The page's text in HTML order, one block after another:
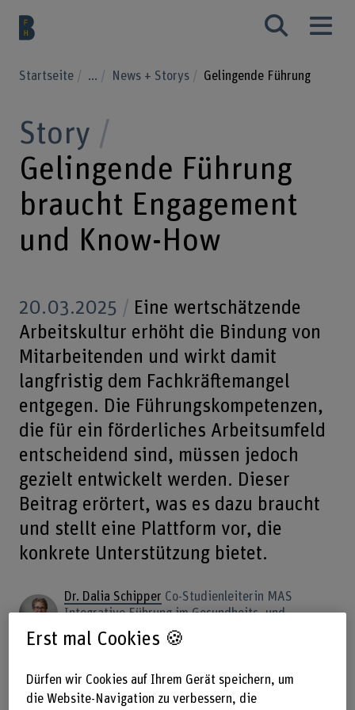
Startseite ... News + Storys Gelingende Führung
Story
Gelingende Führung
braucht Engagement
und Know-How
20.03.2025
Eine wertschätzende
Arbeitskultur erhöht die Bindung von
Mitarbeitenden und wirkt damit
langfristig dem Fachkräftemangel
entgegen. Die Führungskompetenzen,
die für ein förderliches Arbeitsumfeld
entscheidend sind, müssen jedoch
gezielt entwickelt werden. Dieser
Beitrag erörtert, was es dazu braucht
und stellt eine Plattform vor, die
konkrete Unterstützung bietet.
Dr. Dalia Schipper Co-Studienleiterin MAS
Integrative Führung im Gesundheits- und
Sozialwesen
Erst mal Cookies 🍪
Dürfen wir Cookies auf Ihrem Gerät speichern, um
die Website-Navigation zu verbessern, die